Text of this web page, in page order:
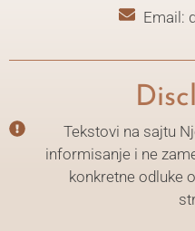
Email:
Tekstovi na sajtu
informisanje i ne
konkretne odluke